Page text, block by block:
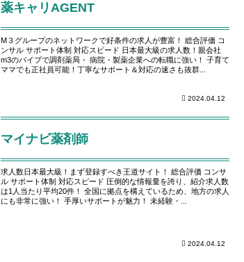
薬キャリAGENT
M３グループのネットワークで好条件の求人が豊富！ 総合評価 コ
ンサル サポート体制 対応スピード 日本最大級の求人数！親会社
m3のパイプで調剤薬局・ 病院・製薬企業への転職に強い！ 子育て
ママでも正社員可能！丁寧なサポート＆対応の速さも抜群...
2024.04.12
マイナビ薬剤師
求人数日本最大級！まず登録すべき王道サイト！ 総合評価 コンサ
ル サポート体制 対応スピード 圧倒的な情報量を誇り、紹介求人数
は1人当たり平均20件！ 全国に拠点を構えているため、地方の求人
にも非常に強い！ 手厚いサポートが魅力！ 未経験・...
2024.04.12